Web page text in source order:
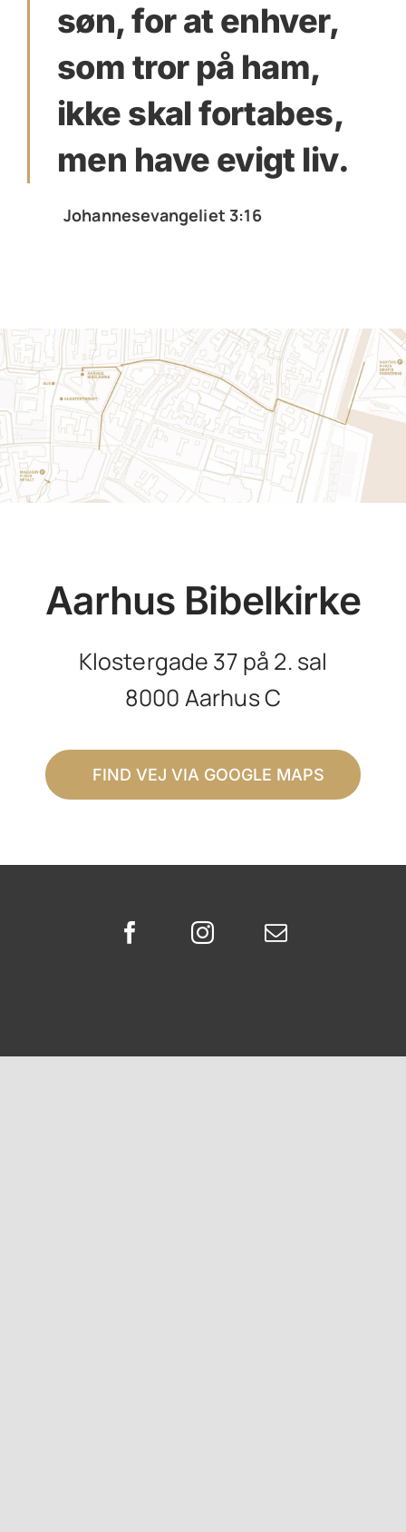
søn, for at enhver,
som tror på ham,
ikke skal fortabes,
men have evigt liv.
Johannesevangeliet 3:16
Aarhus Bibelkirke
Klostergade 37 på 2. sal
8000 Aarhus C
FIND VEJ VIA GOOGLE MAPS